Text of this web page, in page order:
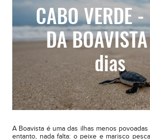
CABO VERDE
DA
dias
A Boavista é uma das ilhas menos
entanto, nada falta: o peixe e marisco